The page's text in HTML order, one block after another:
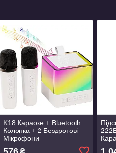
K18 Караоке + Bluetooth
Колонка + 2 Бездротові
Мікрофони
576₴ 1